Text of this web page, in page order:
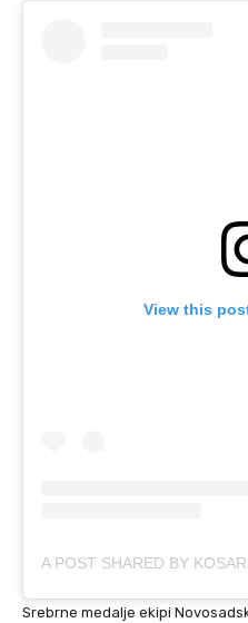
View this
Srebrne medalje ekipi